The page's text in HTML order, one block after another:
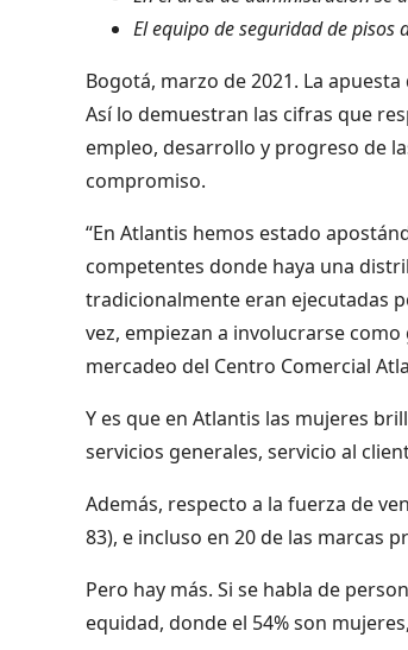
El equipo de seguridad de pisos
Bogotá, marzo de 2021. La
Así lo demuestran las cifras que
empleo, desarrollo y progreso de
compromiso.
“En Atlantis hemos estado
competentes donde haya una
tradicionalmente eran ejecutadas
vez, empiezan a involucrarse
mercadeo del Centro Comercial
Y es que en Atlantis las mujeres
servicios generales, servicio al
Además, respecto a la fuerza de
83), e incluso en 20 de las marcas
Pero hay más. Si se habla de
equidad, donde el 54% son